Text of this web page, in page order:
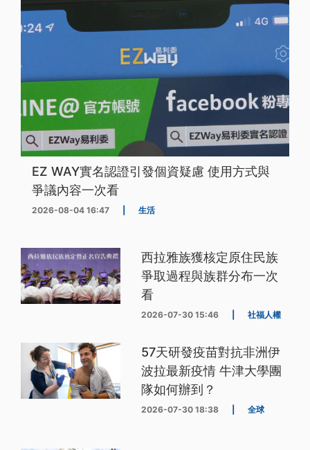
EZ WAY實名認證引發個資疑慮 使用方式與
爭議內容一次看
2026-08-04 16:47 生活
西拉雅族獲核定原住民族
爭取過程與族群分布一次
看
2026-07-30 15:46 社福人權
57天研發疫苗對抗非洲伊
波拉最新疫情 牛津大學團
隊如何辦到？
2026-07-30 18:38 全球